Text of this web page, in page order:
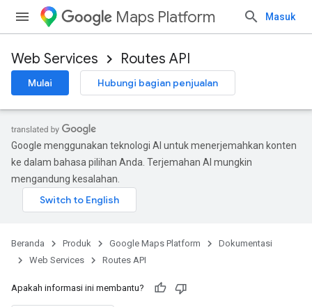
Maps Platform Masuk
Web Services Routes API
Mulai Hubungi bagian penjualan
Google menggunakan teknologi AI untuk menerjemahkan konten
ke dalam bahasa pilihan Anda. Terjemahan AI mungkin
mengandung kesalahan.
Beranda Produk Google Maps Platform
Dokumentasi
Web Services
Routes API
Apakah informasi ini membantu?